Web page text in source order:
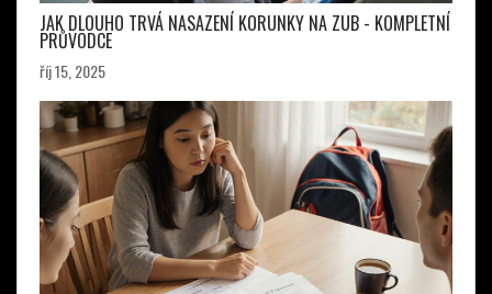
JAK DLOUHO TRVÁ NASAZENÍ KORUNKY NA ZUB - KOMPLETNÍ
PRŮVODCE
říj 15, 2025